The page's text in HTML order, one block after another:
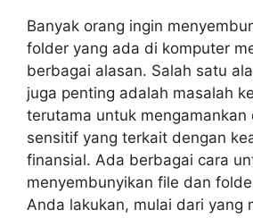
Banyak orang ingin
folder yang ada di komputer
berbagai alasan. Salah satu
juga penting adalah masalah
terutama untuk
sensitif yang terkait dengan
finansial. Ada berbagai cara
menyembunyikan file dan
Anda lakukan, mulai dari yang